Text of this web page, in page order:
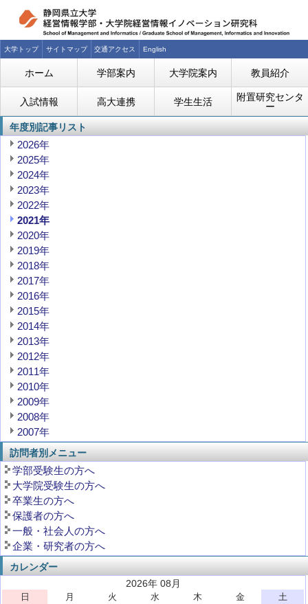
大学トップ サイトマップ 交通アクセス English
ホーム 学部案内 大学院案内 教員紹介
入試情報 高大連携 学生生活
附置研究センタ
ー
年度別記事リスト
2026年
2025年
2024年
2023年
2022年
2021年
2020年
2019年
2018年
2017年
2016年
2015年
2014年
2013年
2012年
2011年
2010年
2009年
2008年
2007年
訪問者別メニュー
学部受験生の方へ
大学院受験生の方へ
卒業生の方へ
保護者の方へ
一般・社会人の方へ
企業・研究者の方へ
カレンダー
2026年 08月
日 月 火 水 木 金
土